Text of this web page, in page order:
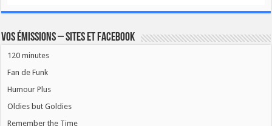
Vos émissions – Sites et Facebook
120 minutes
Fan de Funk
Humour Plus
Oldies but Goldies
Remember the Time